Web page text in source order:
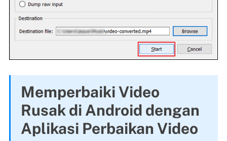
Memperbaiki Video
Rusak di Android dengan
Aplikasi Perbaikan Video